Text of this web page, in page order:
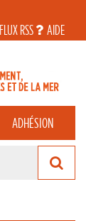
FLUX RSS
AIDE
ADHÉSION